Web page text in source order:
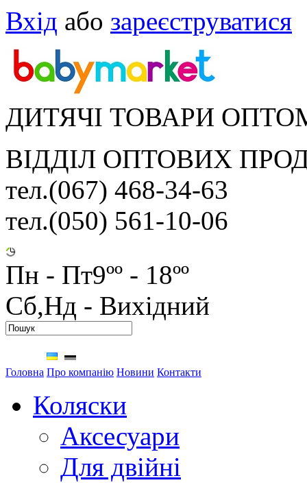
Вхід або зареєструватися
ДИТЯЧІ ТОВАРИ
ВІДДІЛ ОПТОВИХ
тел.(067) 468-34-63
тел.(050) 561-10-06
Пн - Пт9ºº - 18ºº
Сб,Нд - Вихідний
Головна Про компанію Новини Контакти
Коляски
Аксесуари
Для двійні